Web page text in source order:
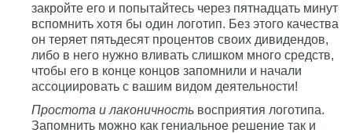
закройте его и попытайтесь через пятнадцать минут
вспомнить хотя бы один логотип. Без этого качества
он теряет пятьдесят процентов своих дивидендов,
либо в него нужно вливать слишком много средств,
чтобы его в конце концов запомнили и начали
ассоциировать с вашим видом деятельности!
Простота и лаконичность восприятия логотипа.
Запомнить можно как гениальное решение так и